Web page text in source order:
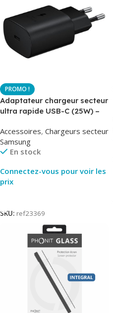
Adaptateur chargeur secteur
ultra rapide USB-C (25W) –
TA800
Accessoires, Chargeurs secteur
Samsung
En stock
Connectez-vous pour voir les
prix
SKU: ref23369